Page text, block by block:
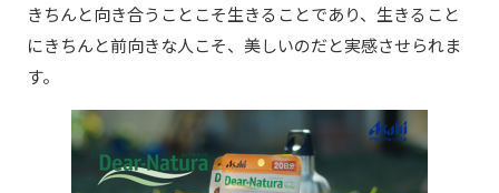
きちんと向き合うことこそ生きることであり、生きること
にきちんと前向きな人こそ、美しいのだと実感させられま
す。